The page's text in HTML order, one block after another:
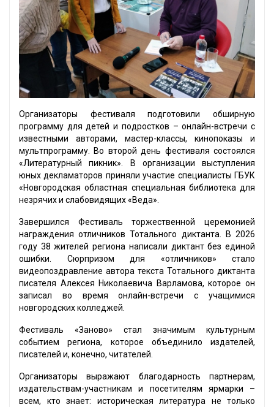
Организаторы фестиваля подготовили обширную
программу для детей и подростков – онлайн-встречи с
известными авторами, мастер-классы, кинопоказы и
мультпрограмму. Во второй день фестиваля состоялся
«Литературный пикник». В организации выступления
юных декламаторов приняли участие специалисты ГБУК
«Новгородская областная специальная библиотека для
незрячих и слабовидящих «Веда».
Завершился Фестиваль торжественной церемонией
награждения отличников Тотального диктанта. В 2026
году 38 жителей региона написали диктант без единой
ошибки. Сюрпризом для «отличников» стало
видеопоздравление автора текста Тотального диктанта
писателя Алексея Николаевича Варламова, которое он
записал во время онлайн-встречи с учащимися
новгородских колледжей.
Фестиваль «Заново» стал значимым культурным
событием региона, которое объединило издателей,
писателей и, конечно, читателей.
Организаторы выражают благодарность партнерам,
издательствам-участникам и посетителям ярмарки –
всем, кто знает: историческая литература не только